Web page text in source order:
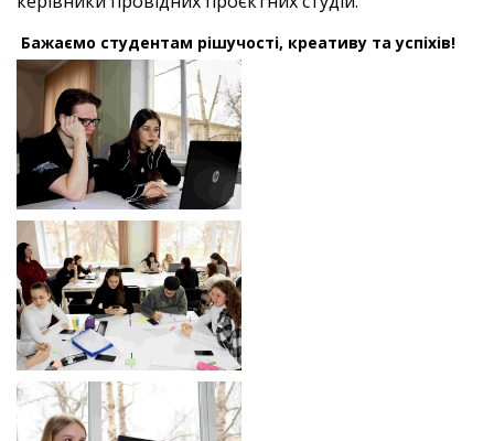
Бажаємо студентам рішучості, креативу та успіхів!